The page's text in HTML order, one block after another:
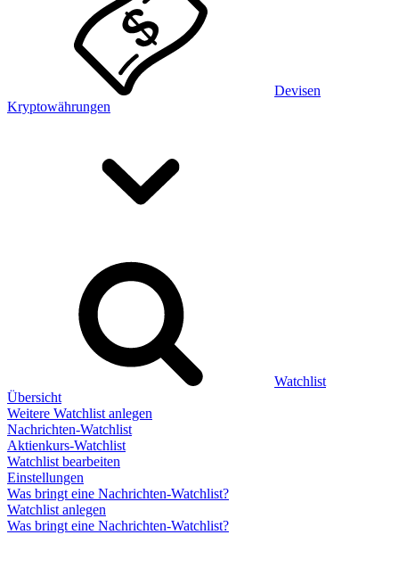
Devisen
Kryptowährungen
Watchlist
Übersicht
Weitere Watchlist anlegen
Nachrichten-Watchlist
Aktienkurs-Watchlist
Watchlist bearbeiten
Einstellungen
Was bringt eine Nachrichten-Watchlist?
Watchlist anlegen
Was bringt eine Nachrichten-Watchlist?